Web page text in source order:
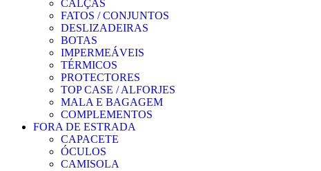
CALÇAS
FATOS / CONJUNTOS
DESLIZADEIRAS
BOTAS
IMPERMEÁVEIS
TÉRMICOS
PROTECTORES
TOP CASE / ALFORJES
MALA E BAGAGEM
COMPLEMENTOS
FORA DE ESTRADA
CAPACETE
ÓCULOS
CAMISOLA